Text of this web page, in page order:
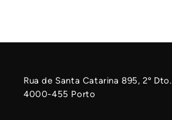
Rua de Santa Catarina 895, 2º Dto.
4000-455 Porto